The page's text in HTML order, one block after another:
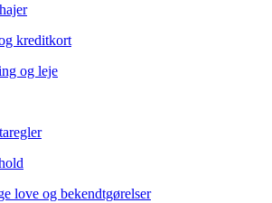
kreditkort
og leje
love og bekendtgørelser